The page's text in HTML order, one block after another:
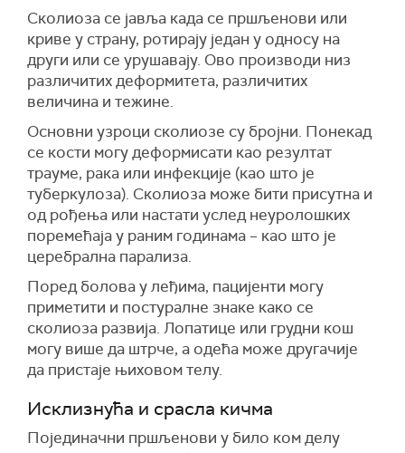
Сколиоза се јавља када се пршљенови или
криве у страну, ротирају један у односу на
други или се урушавају. Ово производи низ
различитих деформитета, различитих
величина и тежине.
Основни узроци сколиозе су бројни. Понекад
се кости могу деформисати као резултат
трауме, рака или инфекције (као што је
туберкулоза). Сколиоза може бити присутна и
од рођења или настати услед неуролошких
поремећаја у раним годинама – као што је
церебрална парализа.
Поред болова у леђима, пацијенти могу
приметити и постуралне знаке како се
сколиоза развија. Лопатице или грудни кош
могу више да штрче, а одећа може другачије
да пристаје њиховом телу.
Исклизнућа и срасла кичма
Појединачни пршљенови у било ком делу